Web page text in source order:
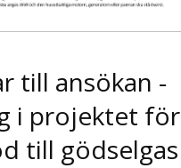
till ansökan -
i projektet för
till gödselgas